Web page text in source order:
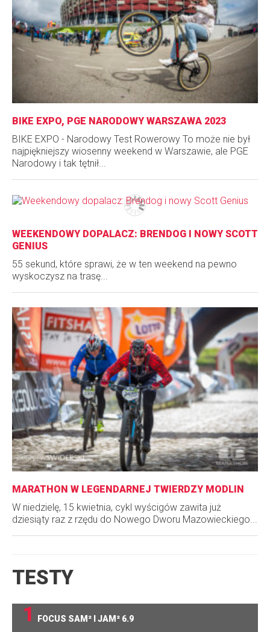
BIKE EXPO, PGE NARODOWY WARSZAWA 2023
BIKE EXPO - Narodowy Test Rowerowy To może nie był
najpiękniejszy wiosenny weekend w Warszawie, ale PGE
Narodowy i tak tętnił...
WEEKENDOWY DOPALACZ: BRENDOG I NOWY SCOTT
GENIUS
55 sekund, które sprawi, że w ten weekend na pewno
wyskoczysz na trasę...
MARATHON W LEGENDARNEJ TWIERDZY MODLIN
W niedzielę, 15 kwietnia, cykl wyścigów zawita już
dziesiąty raz z rzędu do Nowego Dworu Mazowieckiego...
TESTY
1
FOCUS SAM² I JAM² 6.9